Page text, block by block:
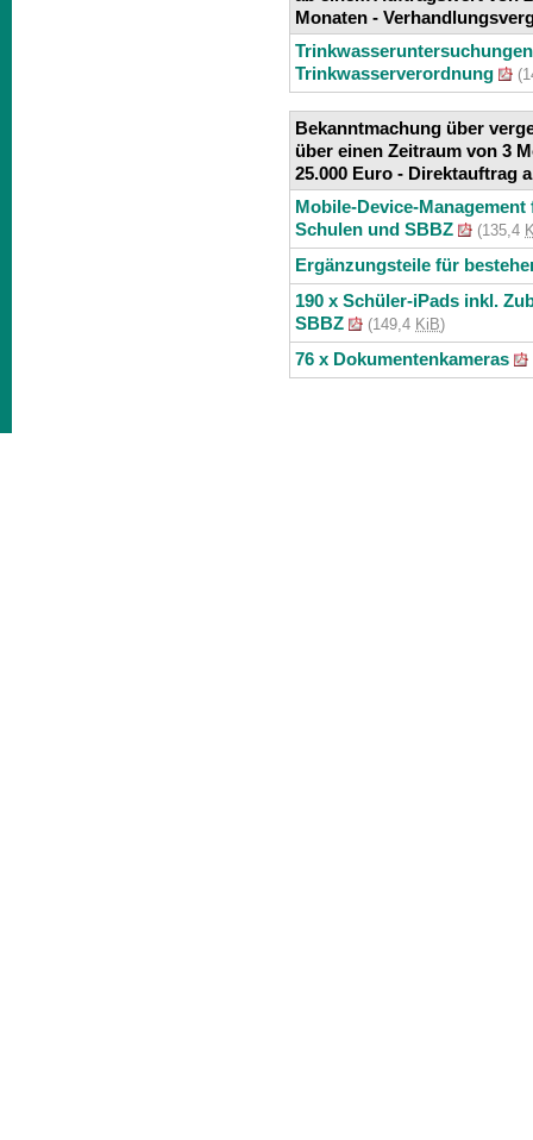
Monaten -
Trinkwasserverordnung
Bekanntmachung über
über einen Zeitraum von 3
25.000 Euro - Direktauftrag
Mobile-Device-
Schulen und SBBZ
(135,4
Ergänzungsteile für
190 x Schüler-iPads inkl.
SBBZ
(149,4 KiB)
76 x Dokumentenkameras